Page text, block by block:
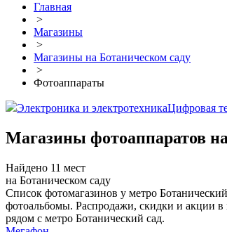
Главная
>
Магазины
>
Магазины на Ботаническом саду
>
Фотоаппараты
Электроника и электротехникаЦифровая
Магазины фотоаппаратов
Найдено 11 мест
на Ботаническом саду
Список фотомагазинов у метро
фотоальбомы. Распродажи, скидки и акции в
рядом с метро Ботанический сад.